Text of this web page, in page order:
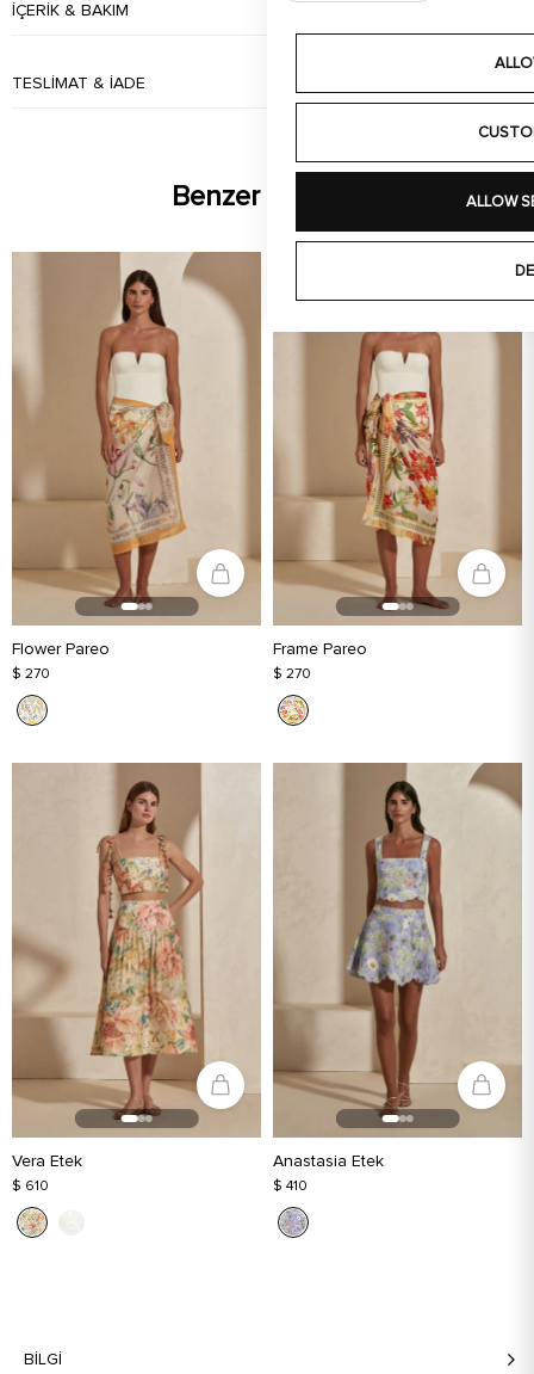
ALLOW
İÇERIK & BAKIM
TESLIMAT & İADE
Benzer Ürünler
Flower Pareo
$ 270
Frame Pareo
$ 270
Vera Etek
$ 610
Anastasia Etek
$ 410
BILGI